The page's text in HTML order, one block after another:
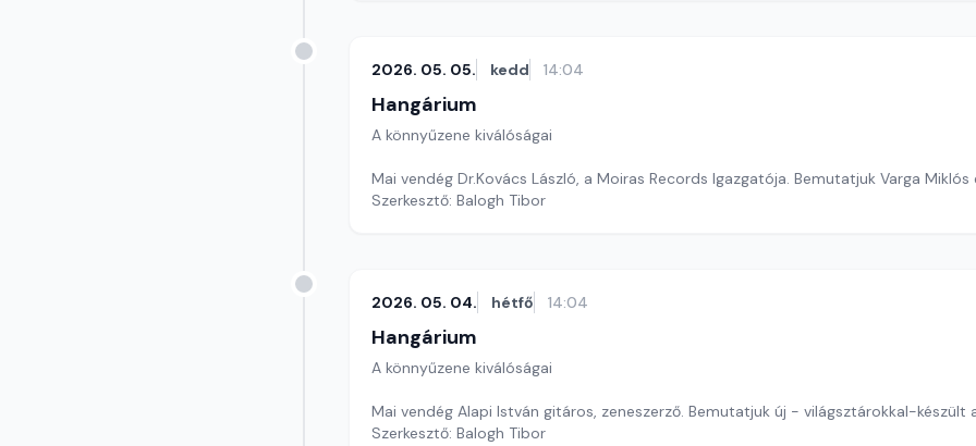
2026. 05. 05. kedd 14:04
Hangárium
A könnyűzene kiválóságai
Mai vendég Dr.Kovács László, a Moiras Records Igazgatója. Bemutatjuk Varga Miklós
Szerkesztő: Balogh Tibor
2026. 05. 04. hétfő 14:04
Hangárium
A könnyűzene kiválóságai
Mai vendég Alapi István gitáros, zeneszerző. Bemutatjuk új - világsztárokkal-készült
Szerkesztő: Balogh Tibor